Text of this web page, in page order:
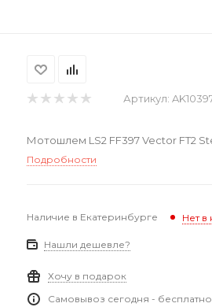
Артикул:
Мотошлем LS2 FF397 Vector FT2
Подробности
Наличие в Екатеринбурге Нет в
Нашли дешевле?
Хочу в подарок
Самовывоз сегодня - бесплатно